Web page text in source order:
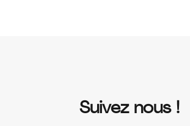
Suivez nous !